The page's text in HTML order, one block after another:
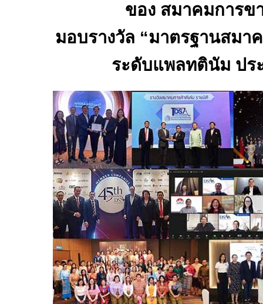
ของ สมาคมการข
มอบรางวัล “มาตรฐานสมา
ระดับแพลทตินัม ปร